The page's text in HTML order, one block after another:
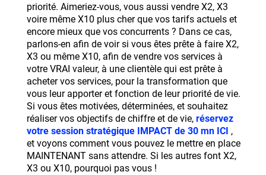
priorité. Aimeriez-vous, vous aussi vendre X2, X3
voire même X10 plus cher que vos tarifs actuels et
encore mieux que vos concurrents ? Dans ce cas,
parlons-en afin de voir si vous êtes prête à faire X2,
X3 ou même X10, afin de vendre vos services à
votre VRAI valeur, à une clientèle qui est prête à
acheter vos services, pour la transformation que
vous leur apporter et fonction de leur priorité de vie.
Si vous êtes motivées, déterminées, et souhaitez
réaliser vos objectifs de chiffre et de vie, réservez
votre session stratégique IMPACT de 30 mn ICI ,
et voyons comment vous pouvez le mettre en place
MAINTENANT sans attendre. Si les autres font X2,
X3 ou X10, pourquoi pas vous !